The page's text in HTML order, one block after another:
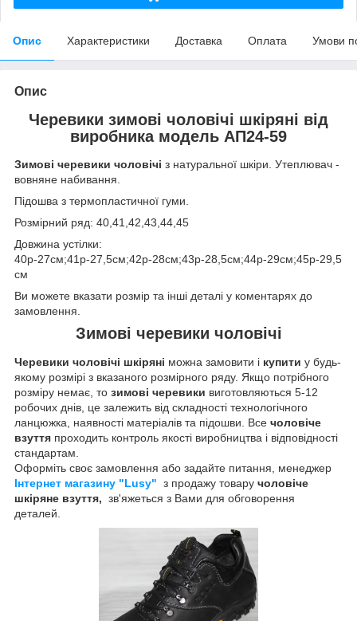
Опис Характеристики Доставка Оплата Умови
Опис
Черевики зимові чоловічі шкіряні від
виробника модель АП24-59
Зимові черевики чоловічі з натуральної шкіри. Утеплювач -
вовняне набивання.
Підошва з термопластичної гуми.
Розмірний ряд: 40,41,42,43,44,45
Довжина устілки:
40р-27см;41р-27,5см;42р-28см;43р-28,5см;44р-29см;45р-29,5
см
Ви можете вказати розмір та інші деталі у коментарях до
замовлення.
Зимові черевики чоловічі
Черевики чоловічі шкіряні можна замовити і купити у будь-
якому розмірі з вказаного розмірного ряду. Якщо потрібного
розміру немає, то зимові черевики виготовляються 5-12
робочих днів, це залежить від складності технологічного
ланцюжка, наявності матеріалів та підошви. Все чоловіче
взуття проходить контроль якості виробництва і відповідності
стандартам.
Оформіть своє замовлення або задайте питання, менеджер
Інтернет магазину "Lusy" з продажу товару чоловіче
шкіряне взуття, зв'яжеться з Вами для обговорення
деталей.